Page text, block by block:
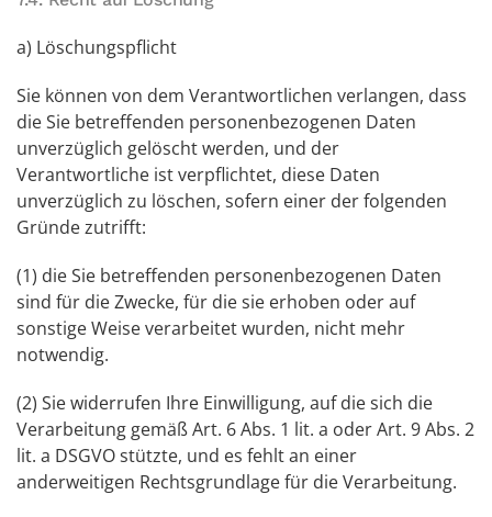
a) Löschungspflicht
Sie können von dem Verantwortlichen verlangen, dass
die Sie betreffenden personenbezogenen Daten
unverzüglich gelöscht werden, und der
Verantwortliche ist verpflichtet, diese Daten
unverzüglich zu löschen, sofern einer der folgenden
Gründe zutrifft:
(1) die Sie betreffenden personenbezogenen Daten
sind für die Zwecke, für die sie erhoben oder auf
sonstige Weise verarbeitet wurden, nicht mehr
notwendig.
(2) Sie widerrufen Ihre Einwilligung, auf die sich die
Verarbeitung gemäß Art. 6 Abs. 1 lit. a oder Art. 9 Abs. 2
lit. a DSGVO stützte, und es fehlt an einer
anderweitigen Rechtsgrundlage für die Verarbeitung.